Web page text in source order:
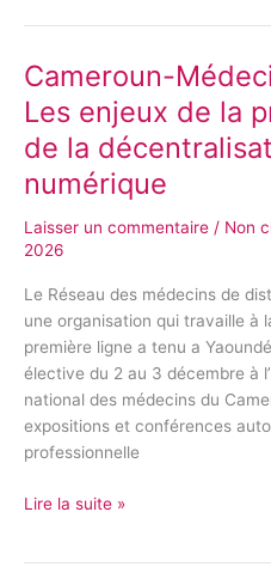
opérationnelle
Cameroun-
Les enjeux de la
de la
numérique
Laisser un commentaire / Non
2026
Le Réseau des médecins de
une organisation qui travaille à
première ligne a tenu a
élective du 2 au 3 décembre à
national des médecins du
expositions et conférences
professionnelle
Cameroun-
Médecins
de
district :
Les
de
la
de
du
numérique
Lire la suite »